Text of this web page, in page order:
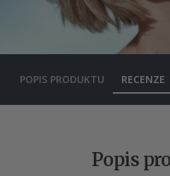
POPIS PRODUKTU RECENZE
Popis